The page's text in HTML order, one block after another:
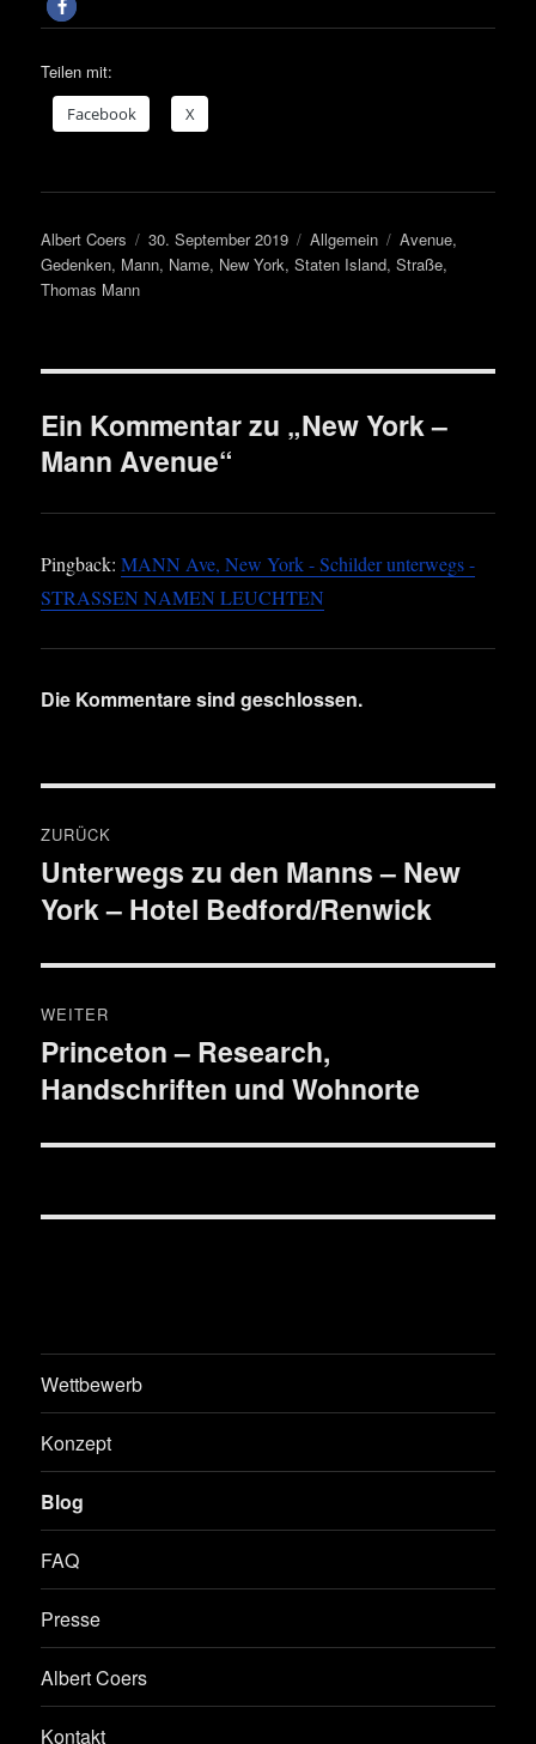
Teilen mit:
Face­book X
Autor
Albert Coers
Veröffentlicht
am
30. September 2019 Kategorien
Allgemein Schlagwörter
Avenue,
Gedenken, Mann, Name, New York,Staten Island,Straße,
Thomas Mann
Ein Kommentar zu „New York –
Mann Avenue“
Pingback:MANN Ave, New York - Schilder unterwegs -
STRASSEN NAMEN LEUCHTEN
Die Kommentare sind geschlossen.
ZURÜCK
Vorheriger
Beitrag:
Unterwegs zu den Manns – New
York – Hotel Bedford/Renwick
WEITER
Nächster
Beitrag:
Princeton – Research,
Handschriften und Wohnorte
Wettbewerb
Konzept
Blog
FAQ
Presse
Albert Coers
Kontakt